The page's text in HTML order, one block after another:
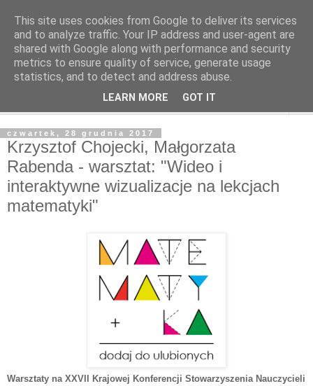
czwartek, 28 grudnia 2017
Krzysztof Chojecki, Małgorzata
Rabenda - warsztat: "Wideo i
interaktywne wizualizacje na lekcjach
matematyki"
Warsztaty na XXVII Krajowej Konferencji Stowarzyszenia Nauczycieli
This site uses cookies from Google to deliver its services
and to analyze traffic. Your IP address and user-agent are
shared with Google along with performance and security
metrics to ensure quality of service, generate usage
statistics, and to detect and address abuse.
LEARN MORE GOT IT